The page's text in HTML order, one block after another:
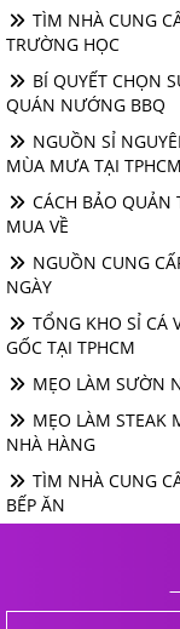
TÌM NHÀ CUNG
TRƯỜNG HỌC
BÍ QUYẾT CHỌN
QUÁN NƯỚNG BBQ
NGUỒN SỈ
MÙA MƯA TẠI TPHCM
CÁCH BẢO
MUA VỀ
NGUỒN CUNG
NGÀY
TỔNG KHO SỈ CÁ
GỐC TẠI TPHCM
MẸO LÀM SƯỜN
MẸO LÀM STEAK
NHÀ HÀNG
TÌM NHÀ CUNG
BẾP ĂN